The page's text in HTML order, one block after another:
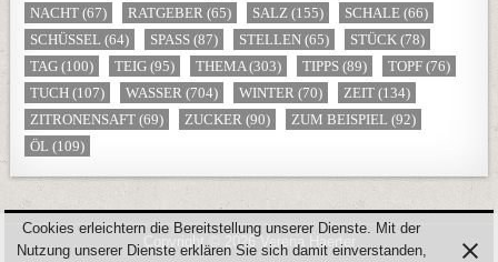
NACHT (67) RATGEBER (65) SALZ (155) SCHALE (66)
SCHÜSSEL (64) SPASS (87) STELLEN (65) STÜCK (78)
TAG (100) TEIG (95) THEMA(303) TIPPS (89) TOPF (76)
TUCH (107) WASSER (704) WINTER (70) ZEIT (134)
ZITRONENSAFT (69) ZUCKER (90) ZUM BEISPIEL (92)
ÖL (109)
Copyright © 2026 Verena Haerter
Cookies erleichtern die Bereitstellung unserer Dienste. Mit der
Nutzung unserer Dienste erklären Sie sich damit einverstanden,